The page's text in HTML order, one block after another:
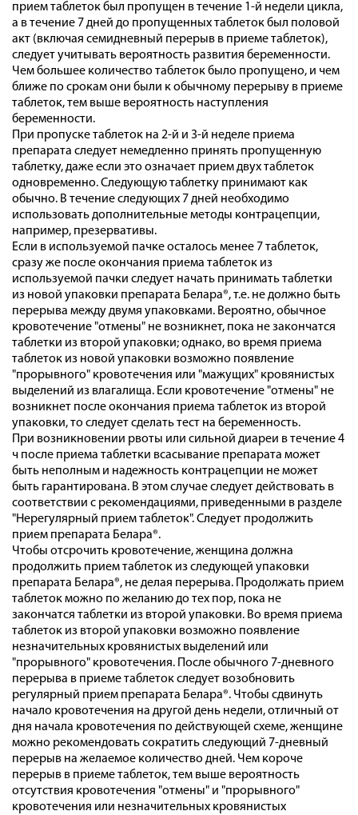
прием таблеток был пропущен в течение 1-й недели цикла,
а в течение 7 дней до пропущенных таблеток был половой
акт (включая семидневный перерыв в приеме таблеток),
следует учитывать вероятность развития беременности.
Чем большее количество таблеток было пропущено, и чем
ближе по срокам они были к обычному перерыву в приеме
таблеток, тем выше вероятность наступления
беременности.
При пропуске таблеток на 2-й и 3-й неделе приема
препарата следует немедленно принять пропущенную
таблетку, даже если это означает прием двух таблеток
одновременно. Следующую таблетку принимают как
обычно. В течение следующих 7 дней необходимо
использовать дополнительные методы контрацепции,
например, презервативы.
Если в используемой пачке осталось менее 7 таблеток,
сразу же после окончания приема таблеток из
используемой пачки следует начать принимать таблетки
из новой упаковки препарата Белара®, т.е. не должно быть
перерыва между двумя упаковками. Вероятно, обычное
кровотечение "отмены" не возникнет, пока не закончатся
таблетки из второй упаковки; однако, во время приема
таблеток из новой упаковки возможно появление
"прорывного" кровотечения или "мажущих" кровянистых
выделений из влагалища. Если кровотечение "отмены" не
возникнет после окончания приема таблеток из второй
упаковки, то следует сделать тест на беременность.
При возникновении рвоты или сильной диареи в течение 4
ч после приема таблетки всасывание препарата может
быть неполным и надежность контрацепции не может
быть гарантирована. В этом случае следует действовать в
соответствии с рекомендациями, приведенными в разделе
"Нерегулярный прием таблеток". Следует продолжить
прием препарата Белара®.
Чтобы отсрочить кровотечение, женщина должна
продолжить прием таблеток из следующей упаковки
препарата Белара®, не делая перерыва. Продолжать прием
таблеток можно по желанию до тех пор, пока не
закончатся таблетки из второй упаковки. Во время приема
таблеток из второй упаковки возможно появление
незначительных кровянистых выделений или
"прорывного" кровотечения. После обычного 7-дневного
перерыва в приеме таблеток следует возобновить
регулярный прием препарата Белара®. Чтобы сдвинуть
начало кровотечения на другой день недели, отличный от
дня начала кровотечения по действующей схеме, женщине
можно рекомендовать сократить следующий 7-дневный
перерыв на желаемое количество дней. Чем короче
перерыв в приеме таблеток, тем выше вероятность
отсутствия кровотечения "отмены" и "прорывного"
кровотечения или незначительных кровянистых